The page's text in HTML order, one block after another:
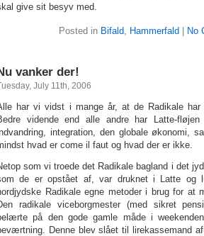
give sit besyv med.
Posted in Bifald, Hammerfald No
vanker der!
July 11th, 2006
har vi vidst i mange år, at de Radikale
vidende end alle andre har Latte-
integration, den globale økonomi,
hvad er come il faut og hvad der er ikke.
som vi troede det Radikale bagland i det
de er opstået af, var druknet i Latte og
Radikale egne metoder i brug for at
radikale viceborgmester (med sikret
på den gode gamle måde i
Denne blev slået til lirekassemand